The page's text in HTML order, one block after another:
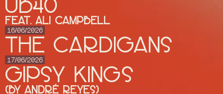
UB40
feat. Ali Campbell
16/06/2026
THE CARDIGANS
17/06/2026
GIPSY KINGS
(by André Reyes)